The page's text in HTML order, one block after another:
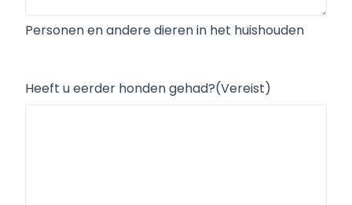
Personen en andere dieren in het huishouden
Heeft u eerder honden gehad?(Vereist)